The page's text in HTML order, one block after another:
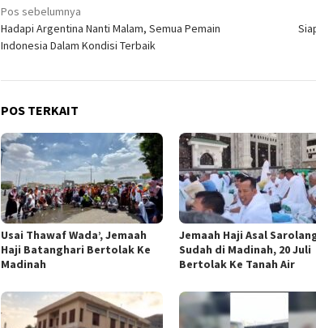
Navigasi
pos
Pos sebelumnya
Hadapi Argentina Nanti Malam, Semua Pemain
Indonesia Dalam Kondisi Terbaik
POS TERKAIT
Usai Thawaf Wada’, Jemaah
Haji Batanghari Bertolak Ke
Madinah
Jemaah Haji Asal
Sudah di Madinah, 20 Juli
Bertolak Ke Tanah Air